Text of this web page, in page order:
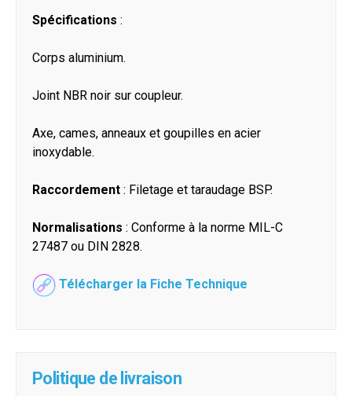
Spécifications :
Corps aluminium.
Joint NBR noir sur coupleur.
Axe, cames, anneaux et goupilles en acier
inoxydable.
Raccordement : Filetage et taraudage BSP.
Normalisations : Conforme à la norme MIL-C
27487 ou DIN 2828.
Télécharger la Fiche Technique
Politique de livraison